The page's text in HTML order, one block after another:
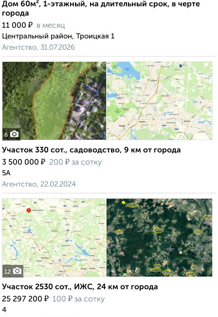
Дом 60м², 1-этажный, на длительный срок, в черте
города
11 000 ₽ в месяц
Центральный район, Троицкая 1
Агентство, 31.07.2026
6
Участок 330 сот., садоводство, 9 км от города
3 500 000 ₽ 200 ₽ за сотку
5А
Агентство, 22.02.2024
12
Участок 2530 сот., ИЖС, 24 км от города
25 297 200 ₽ 100 ₽ за сотку
4